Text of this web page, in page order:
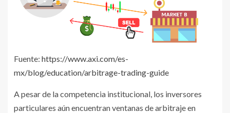
Fuente: https://www.axi.com/es-
mx/blog/education/arbitrage-trading-guide
A pesar de la competencia institucional, los inversores
particulares aún encuentran ventanas de arbitraje en